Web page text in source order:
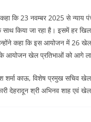
कहा कि 23 नवम्बर 2025 से
साथ किया जा रहा है। इसमें हर
कहा कि इस आयोजन में 26
खेल प्रतिभाओं को आगे लाने
काऊ, विशेष प्रमुख सचिव खेल
देहरादून श्री अभिनव शाह एवं